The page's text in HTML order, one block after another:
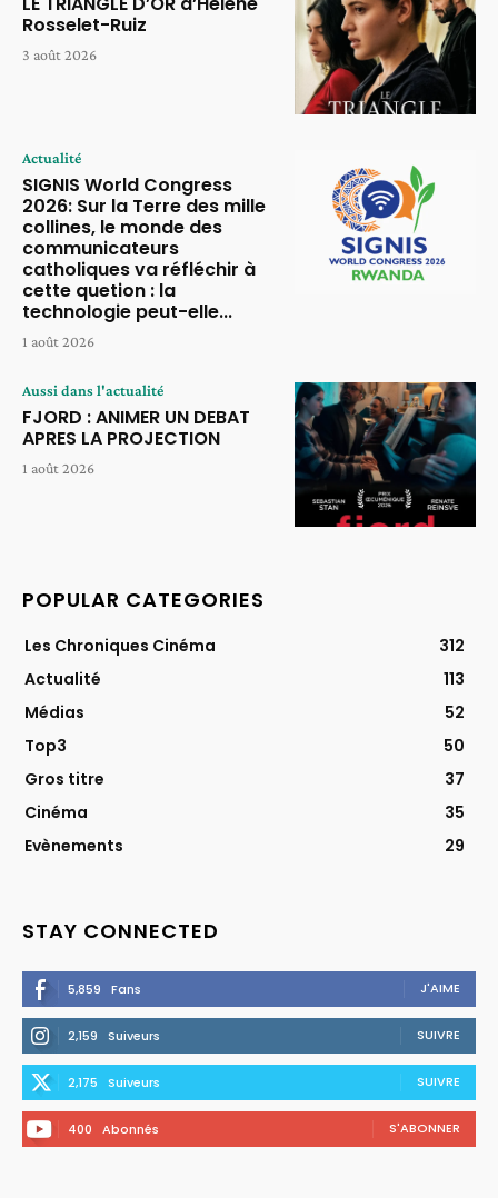
Rosselet-Ruiz
3 août 2026
Actualité
SIGNIS World Congress
2026: Sur la Terre des mille
collines, le monde des
communicateurs
catholiques va réfléchir à
cette quetion : la
technologie peut-elle...
1 août 2026
Aussi dans l'actualité
FJORD : ANIMER UN DEBAT
APRES LA PROJECTION
1 août 2026
POPULAR CATEGORIES
Les Chroniques Cinéma
312
Actualité
113
Médias
52
Top3
50
Gros titre
37
Cinéma
35
Evènements
29
STAY CONNECTED
5,859 Fans J'AIME
2,159 Suiveurs SUIVRE
2,175 Suiveurs SUIVRE
400 Abonnés S'ABONNER